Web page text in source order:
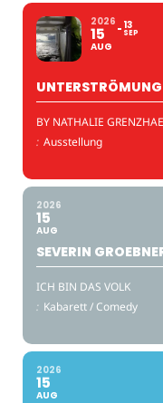
2026
15
AUG
13
SEP
UNTERSTRÖMUNG
BY NATHALIE
: Ausstellung
2026
15
AUG
SEVERIN
ICH BIN DAS VOLK
: Kabarett / Comedy
2026
15
AUG